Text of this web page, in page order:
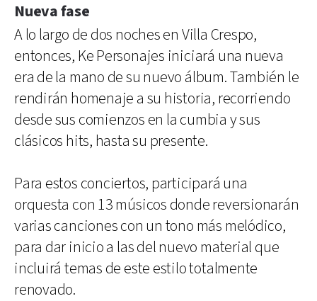
Nueva fase
A lo largo de dos noches en Villa Crespo,
entonces, Ke Personajes iniciará una nueva
era de la mano de su nuevo álbum. También le
rendirán homenaje a su historia, recorriendo
desde sus comienzos en la cumbia y sus
clásicos hits, hasta su presente.
Para estos conciertos, participará una
orquesta con 13 músicos donde reversionarán
varias canciones con un tono más melódico,
para dar inicio a las del nuevo material que
incluirá temas de este estilo totalmente
renovado.